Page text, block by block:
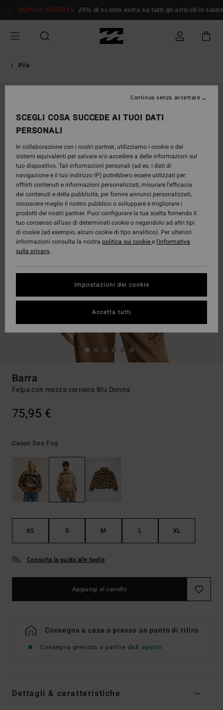
alle
prodotto
DOPPIA OFFERTA 25% di sconto extra su tutti gli articoli in saldo*
Pile
Barra
Felpa con mezza cerniera Blu Donna
75,95 €
Colori Sea Fog
XS S M L XL
Consulta la guida alle taglie
Aggiungi al carrello
Consegna a casa o presso un punto di ritiro
Consegna prevista a partire da8 agosto
Dettagli & caratteristiche
SCEGLI COSA SUCCEDE AI TUOI DATI
PERSONALI
In collaborazione con i nostri partner, utilizziamo i cookie o dei
sistemi equivalenti per salvare e/o accedere a delle informazioni sul
tuo dispositivo. Tali informazioni personali (ad es. i dati di
navigazione e il tuo indirizzo IP) potrebbero essere utilizzati per:
offrirti contenuti e informazioni personalizzati, misurare l’efficacia
dei contenuti e della pubblicità, per fornire annunci personalizzati,
conoscere meglio il nostro pubblico o sviluppare e migliorare i
prodotti dei nostri partner. Puoi configurare la tua scelta fornendo il
tuo consenso all’uso di determinati cookie o negandolo ad altri tipi
di cookie (ad esempio, alcuni cookie di tipo analitico). Per ulteriori
informazioni consulta la nostra politica sui cookiee l'informativa
sulla privacy.
Impostazioni dei cookie
Continua senza accettare
Accetta tutti